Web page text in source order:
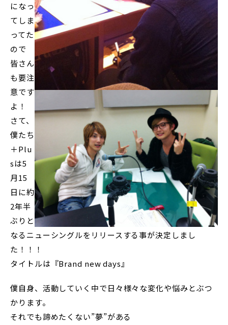
になっ
てしま
ってた
ので
皆さん
も要注
意です
よ！
さて、
僕たち
＋Plu
sは5
月15
日に約
2年半
ぶりと
なるニューシングルをリリースする事が決定しまし
た！！！
タイトルは『Brand new days』
僕自身、活動していく中で日々様々な変化や悩みとぶつ
かります。
それでも諦めたくない”夢”がある